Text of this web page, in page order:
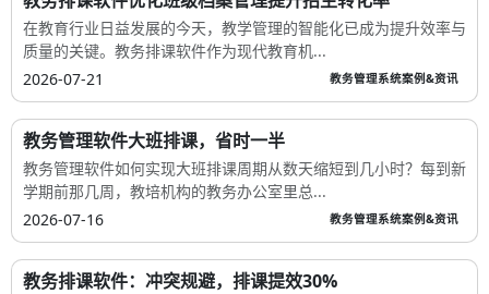
在教育行业日益发展的今天，教学管理的智能化已成为提升效率与
质量的关键。教务排课软件作为现代教育机...
2026-07-21
教务管理系统案例&资讯
教务管理软件大班排课，省时一半
教务管理软件如何实现大班排课周期从数天缩短到几小时？每到新
学期前那几周，教培机构的教务办公室里总...
2026-07-16
教务管理系统案例&资讯
教务排课软件：冲突规避，排课提效30%